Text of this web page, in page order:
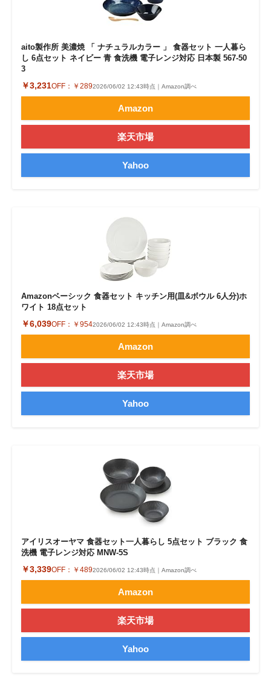
aito製作所 美濃焼 「 ナチュラルカラー 」 食器セット 一人暮ら
し 6点セット ネイビー 青 食洗機 電子レンジ対応 日本製 567-50
3
￥3,231OFF： ￥2892026/06/02 12:43時点｜Amazon調べ
Amazon
楽天市場
Yahoo
Amazonベーシック 食器セット キッチン用(皿&ボウル 6人分)ホ
ワイト 18点セット
￥6,039OFF： ￥9542026/06/02 12:43時点｜Amazon調べ
Amazon
楽天市場
Yahoo
アイリスオーヤマ 食器セット一人暮らし 5点セット ブラック 食
洗機 電子レンジ対応 MNW-5S
￥3,339OFF： ￥4892026/06/02 12:43時点｜Amazon調べ
Amazon
楽天市場
Yahoo